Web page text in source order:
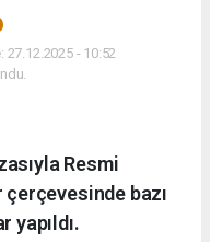
27.12.2025 - 10:52
Resmi
çerçevesinde bazı
yapıldı.